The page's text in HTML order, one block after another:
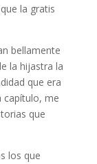
la gratis
bellamente
la hijastra la
que era
capítulo, me
que
los que